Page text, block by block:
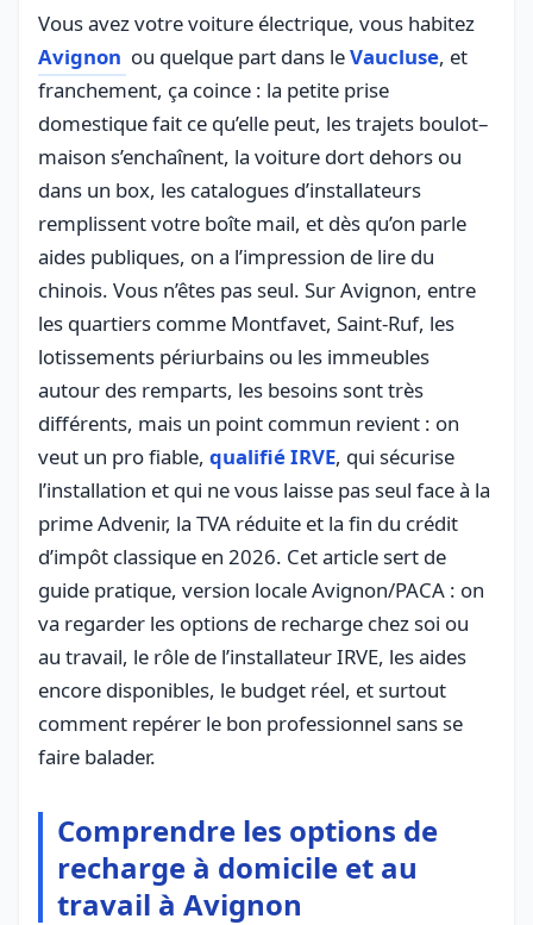
Vous avez votre voiture électrique, vous habitez
Avignon ou quelque part dans leVaucluse, et
franchement, ça coince : la petite prise
domestique fait ce qu’elle peut, les trajets boulot–
maison s’enchaînent, la voiture dort dehors ou
dans un box, les catalogues d’installateurs
remplissent votre boîte mail, et dès qu’on parle
aides publiques, on a l’impression de lire du
chinois. Vous n’êtes pas seul. Sur Avignon, entre
les quartiers comme Montfavet, Saint-Ruf, les
lotissements périurbains ou les immeubles
autour des remparts, les besoins sont très
différents, mais un point commun revient : on
veut un pro fiable, qualifié IRVE, qui sécurise
l’installation et qui ne vous laisse pas seul face à la
prime Advenir, la TVA réduite et la fin du crédit
d’impôt classique en 2026. Cet article sert de
guide pratique, version locale Avignon/PACA : on
va regarder les options de recharge chez soi ou
au travail, le rôle de l’installateur IRVE, les aides
encore disponibles, le budget réel, et surtout
comment repérer le bon professionnel sans se
faire balader.
Comprendre les options de
recharge à domicile et au
travail à Avignon